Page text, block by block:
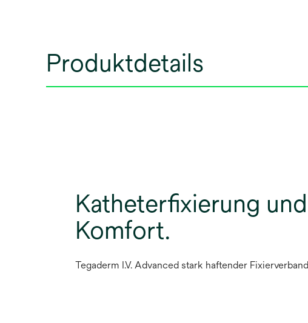
Produktdetails
Katheterfixierung und
Komfort.
Tegaderm I.V. Advanced stark haftender Fixierverband